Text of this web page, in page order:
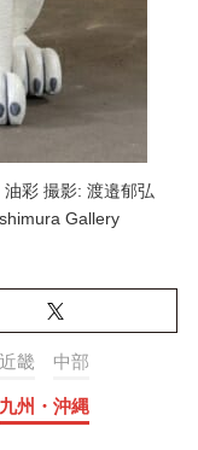
彩 撮影: 渡邉郁弘
Gallery
近畿 中部
九州・沖縄